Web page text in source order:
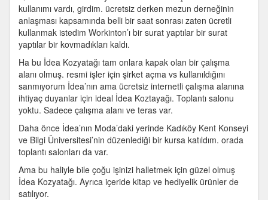
kullanımı vardı, girdim. ücretsiz derken mezun derneğinin
anlaşması kapsamında belli bir saat sonrası zaten ücretli
kullanmak istedim Workinton’ı bir surat yaptılar bir surat
yaptılar bir kovmadıkları kaldı.
Ha bu İdea Kozyatağı tam onlara kapak olan bir çalışma
alanı olmuş. resmi işler için şirket açma vs kullanıldığını
sanmıyorum İdea’nın ama ücretsiz internetli çalışma alanına
ihtiyaç duyanlar için ideal İdea Koztayağı. Toplantı salonu
yoktu. Sadece çalışma alanı ve teras var.
Daha önce İdea’nın Moda’daki yerinde Kadıköy Kent Konseyi
ve Bilgi Üniversitesi’nin düzenlediği bir kursa katıldım. orada
toplantı salonları da var.
Ama bu haliyle bile çoğu işinizi halletmek için güzel olmuş
İdea Kozyatağı. Ayrıca içeride kitap ve hediyelik ürünler de
satılıyor.